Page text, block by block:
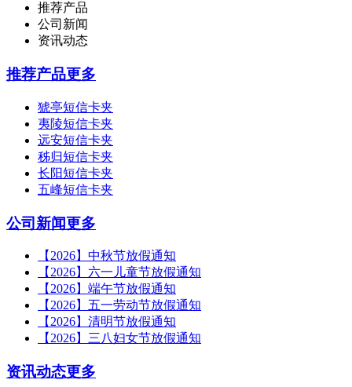
推荐产品
公司新闻
资讯动态
推荐产品更多
猇亭短信卡夹
夷陵短信卡夹
远安短信卡夹
秭归短信卡夹
长阳短信卡夹
五峰短信卡夹
公司新闻更多
【2026】中秋节放假通知
【2026】六一儿童节放假通知
【2026】端午节放假通知
【2026】五一劳动节放假通知
【2026】清明节放假通知
【2026】三八妇女节放假通知
资讯动态更多